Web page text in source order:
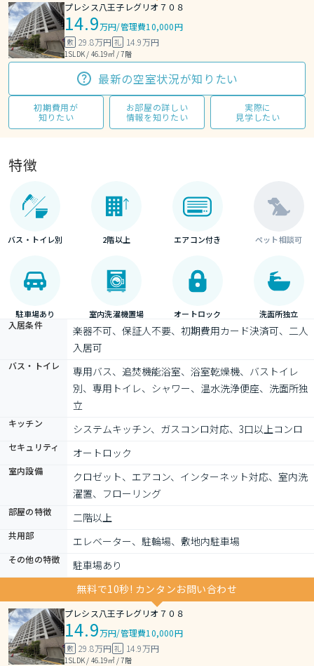
プレシス八王子レグリオ７０８
14.9万円/管理費10,000円
敷 29.8万円 礼 14.9万円
1SLDK / 46.19㎡ / 7階
最新の空室状況が知りたい
初期費用が
知りたい
お部屋の詳しい
情報を知りたい
実際に
見学したい
特徴
バス・トイレ別 2階以上 エアコン付き ペット相談可
駐車場あり 室内洗濯機置場 オートロック 洗面所独立
入居条件
楽器不可、保証人不要、初期費用カード決済可、二人
入居可
バス・トイレ
専用バス、追焚機能浴室、浴室乾燥機、バストイレ
別、専用トイレ、シャワー、温水洗浄便座、洗面所独
立
キッチン システムキッチン、ガスコンロ対応、3口以上コンロ
セキュリティ オートロック
室内設備
クロゼット、エアコン、インターネット対応、室内洗
濯置、フローリング
部屋の特徴 二階以上
共用部 エレベーター、駐輪場、敷地内駐車場
その他の特徴
駐車場あり
無料で10秒! カンタンお問い合わせ
プレシス八王子レグリオ７０８
14.9万円/管理費10,000円
敷 29.8万円 礼 14.9万円
1SLDK / 46.19㎡ / 7階